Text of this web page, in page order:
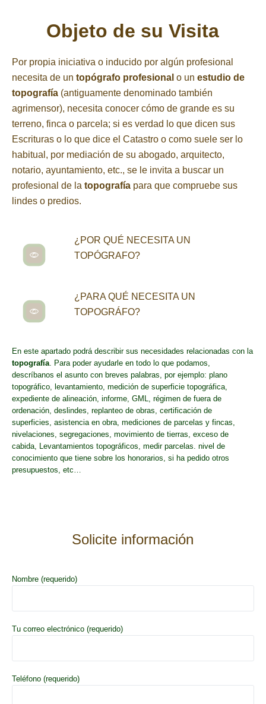
Objeto de su Visita
Por propia iniciativa o inducido por algún profesional
necesita de untopógrafo profesional o unestudio de
topografía (antiguamente denominado también
agrimensor), necesita conocer cómo de grande es su
terreno, finca o parcela; si es verdad lo que dicen sus
Escrituras o lo que dice el Catastro o como suele ser lo
habitual, por mediación de su abogado, arquitecto,
notario, ayuntamiento, etc., se le invita a buscar un
profesional de latopografía para que compruebe sus
lindes o predios.
¿POR QUÉ NECESITA UN
TOPÓGRAFO?
¿PARA QUÉ NECESITA UN
TOPOGRÁFO?
En este apartado podrá describir sus necesidades relacionadas con la
topografía . Para poder ayudarle en todo lo que podamos,
descríbanos el asunto con breves palabras, por ejemplo: plano
topográfico, levantamiento, medición de superficie topográfica,
expediente de alineación, informe, GML, régimen de fuera de
ordenación, deslindes, replanteo de obras, certificación de
superficies, asistencia en obra, mediciones de parcelas y fincas,
nivelaciones, segregaciones, movimiento de tierras, exceso de
cabida, Levantamientos topográficos, medir parcelas. nivel de
conocimiento que tiene sobre los honorarios, si ha pedido otros
presupuestos, etc…
Solicite información
Nombre (requerido)
Tu correo electrónico (requerido)
Teléfono (requerido)